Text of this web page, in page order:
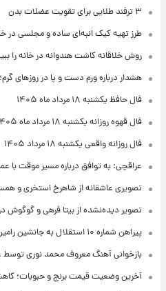
۳ ترفند طلایی برای تقویت عضلات بدن
طرز تهیه کیک انبه‌ای ساده و مجلسی در
روش خلاقانه کاشت هندوانه در خانه را
هشدار درباره ورم دست و پا در روزهای
فال حافظ یکشنبه ۱۸ مرداد ماه ۱۴۰۵
فال قهوه روزانه یکشنبه ۱۸ مرداد ماه ۱۴۰۵
فال روزانه واقعی یکشنبه ۱۸ مرداد ۱۴۰۵
عراقچی: به توافق درباره مسیر موقت با
تصویری عاشقانه از شاهرخ استخری و
تصویر دیده‌نشده از بیتا فرهی و
پیراهن شماره ۱۰ استقلال به جانشین رامین رضاییان رسید + عکس
بازخوانی آهنگ معروف محمد نوری توسط
آخرین وضعیت قیمت برنج و حبوبات؛